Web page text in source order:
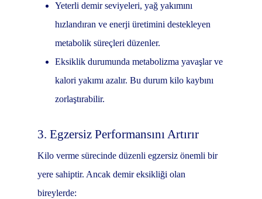
Yeterli demir seviyeleri, yağ yakımını
hızlandıran ve enerji üretimini destekleyen
metabolik süreçleri düzenler.
Eksiklik durumunda metabolizma yavaşlar ve
kalori yakımı azalır. Bu durum kilo kaybını
zorlaştırabilir.
3. Egzersiz Performansını Artırır
Kilo verme sürecinde düzenli egzersiz önemli bir
yere sahiptir. Ancak demir eksikliği olan
bireylerde: